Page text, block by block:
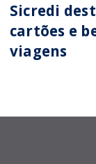
Sicredi
cartões e
viagens